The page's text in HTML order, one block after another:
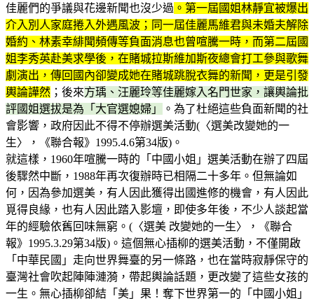
佳麗們的爭議與花邊新聞也沒少過 。第一屆國姐林靜宜被爆出
介入別人家庭捲入外遇風波；同一屆佳麗馬維君與未婚夫解除
婚約、林素幸緋聞頻傳等負面消息也曾喧騰一時，而第二屆國
姐李秀英赴美求學後，在賭城拉斯維加斯夜總會打工參與歌舞
劇演出，傳回國內卻變成她在賭城跳脫衣舞的新聞，更是引發
輿論譁然 ；後來方瑀、汪麗玲等佳麗嫁入名門世家，讓輿論批
評國姐選拔是為「大官選媳婦」
。為了杜絕這些負面新聞的社
會影響，政府因此不得不停辦選美活動(〈選美改變她的一
生〉，《聯合報》1995.4.6第34版)。
就這樣，1960年喧騰一時的「中國小姐」選美活動在辦了四屆
後驟然中斷，1988年再次復辦時已相隔二十多年。但無論如
何，因為參加選美，有人因此獲得出國進修的機會，有人因此
覓得良緣，也有人因此踏入影壇，即使多年後，不少人談起當
年的經驗依舊回味無窮。(〈選美 改變她的一生〉，《聯合
報》1995.3.29第34版)。這個無心插柳的選美活動，不僅開啟
「中華民國」走向世界舞臺的另一條路，也在當時寂靜保守的
臺灣社會吹起陣陣漣漪，帶起輿論話題，更改變了這些女孩的
一生。無心插柳卻結「美」果！奪下世界第一的「中國小姐」